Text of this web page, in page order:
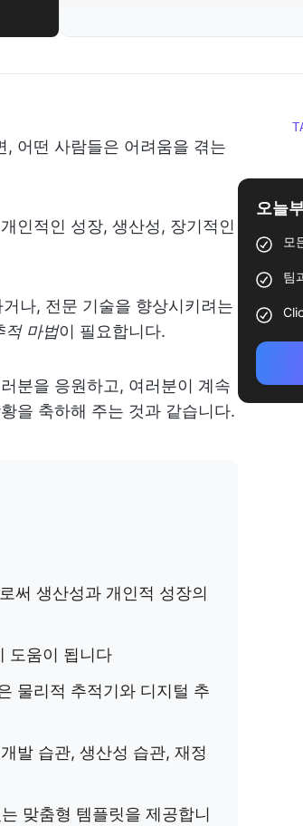
어떤 사람들은 어려움을 겪는
인적인 성장, 생산성, 장기적인
나, 전문 기술을 향상시키려는
적 마법이 필요합니다.
분을 응원하고, 여러분이 계속
을 축하해 주는 것과 같습니다.
써 생산성과 개인적 성장의
도움이 됩니다
물리적 추적기와 디지털 추
발 습관, 생산성 습관, 재정
맞춤형 템플릿을 제공합니
오늘
모
팀